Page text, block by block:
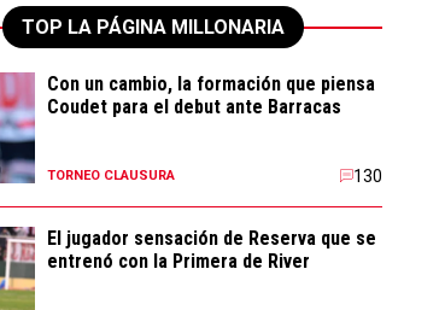
TOP LA PÁGINA MILLONARIA
Con un cambio, la formación que piensa
Coudet para el debut ante Barracas
TORNEO CLAUSURA 130
El jugador sensación de Reserva que se
entrenó con la Primera de River